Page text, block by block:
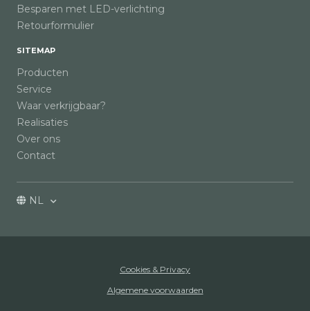
Besparen met LED-verlichting
Retourformulier
SITEMAP
Producten
Service
Waar verkrijgbaar?
Realisaties
Over ons
Contact
NL
Cookies & Privacy
Algemene voorwaarden